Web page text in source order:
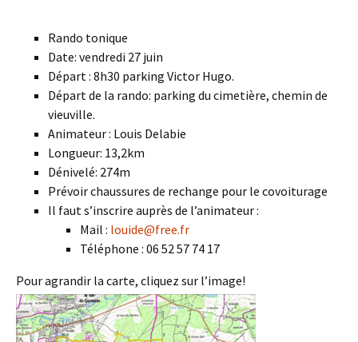
Rando tonique
Date: vendredi 27 juin
Départ : 8h30 parking Victor Hugo.
Départ de la rando: parking du cimetière, chemin de
vieuville.
Animateur : Louis Delabie
Longueur: 13,2km
Dénivelé: 274m
Prévoir chaussures de rechange pour le covoiturage
Il faut s’inscrire auprès de l’animateur :
Mail : louide@free.fr
Téléphone : 06 52 57 74 17
Pour agrandir la carte, cliquez sur l’image!